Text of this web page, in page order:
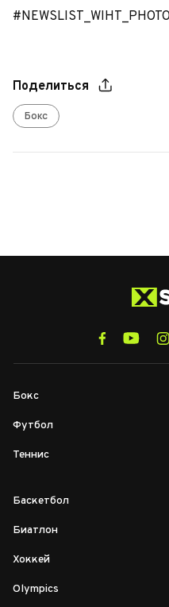
Поделиться
Бокс
Бокс
Футбол
Теннис
Баскетбол
Биатлон
Хоккей
Olympics